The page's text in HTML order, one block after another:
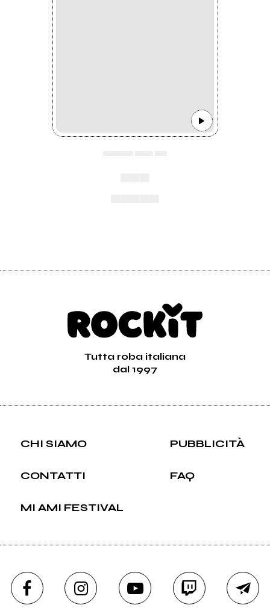
Tutta roba italiana
dal 1997
CHI SIAMO PUBBLICITÀ
CONTATTI FAQ
MI AMI FESTIVAL